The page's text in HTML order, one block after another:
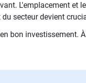
L'emplacement et
secteur devient
bon investissement.